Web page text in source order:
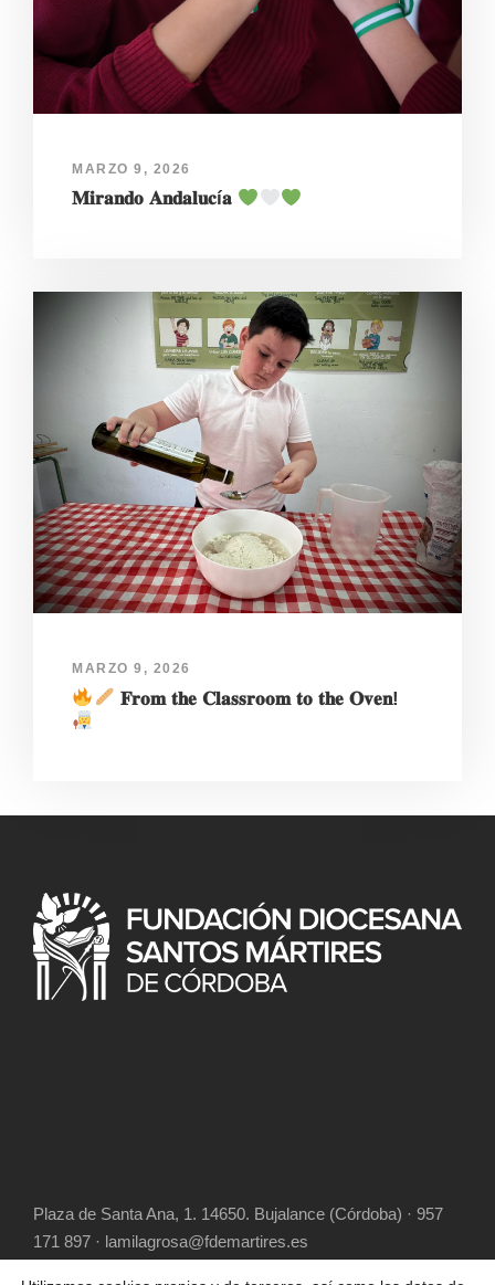
MARZO 9, 2026
𝐌𝐢𝐫𝐚𝐧𝐝𝐨 𝐀𝐧𝐝𝐚𝐥𝐮𝐜í𝐚
MARZO 9, 2026
𝐅𝐫𝐨𝐦 𝐭𝐡𝐞 𝐂𝐥𝐚𝐬𝐬𝐫𝐨𝐨𝐦 𝐭𝐨 𝐭𝐡𝐞 𝐎𝐯𝐞𝐧!
Plaza de Santa Ana, 1. 14650. Bujalance (Córdoba) · 957
171 897 · lamilagrosa@fdemartires.es